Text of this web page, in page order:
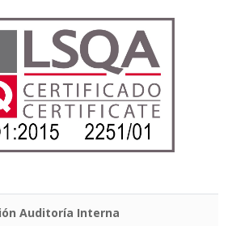
Auditoría Interna